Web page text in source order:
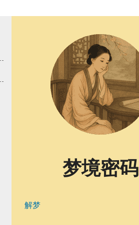
梦境密码
解梦